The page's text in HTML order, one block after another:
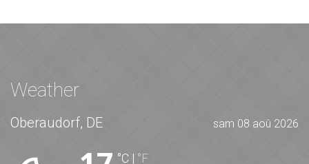
Weather
Oberaudorf, DE sam 08 aoû 2026
°C | °F